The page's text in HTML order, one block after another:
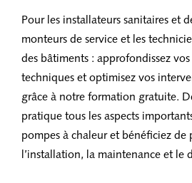
Pour les installateurs sanitaires et
monteurs de service et les
des bâtiments : approfondissez vos
techniques et optimisez vos
grâce à notre formation gratuite.
pratique tous les aspects
pompes à chaleur et bénéficiez de
l’installation, la maintenance et le